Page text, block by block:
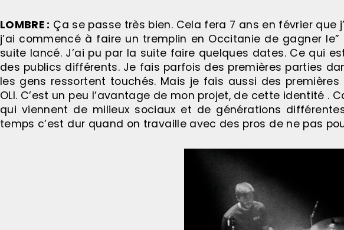
LOMBRE : Ça se passe très bien. Cela fera 7 ans en février que
j’ai commencé à faire un tremplin en Occitanie de gagner
suite lancé. J’ai pu par la suite faire quelques dates. Ce qui
des publics différents. Je fais parfois des premières parties
les gens ressortent touchés. Mais je fais aussi des premières
OLI. C’est un peu l’avantage de mon projet, de cette identité
qui viennent de milieux sociaux et de générations
temps c’est dur quand on travaille avec des pros de ne pas